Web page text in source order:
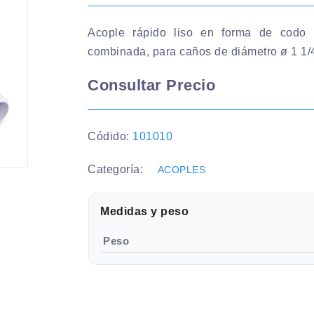
Acople rápido liso en forma de codo
combinada, para caños de diámetro ø 1 1/
Consultar Precio
Códido: 101010
Categoría: ACOPLES
Medidas y peso
Peso